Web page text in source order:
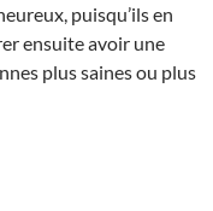
puisqu’ils en
ensuite avoir une
plus saines ou plus